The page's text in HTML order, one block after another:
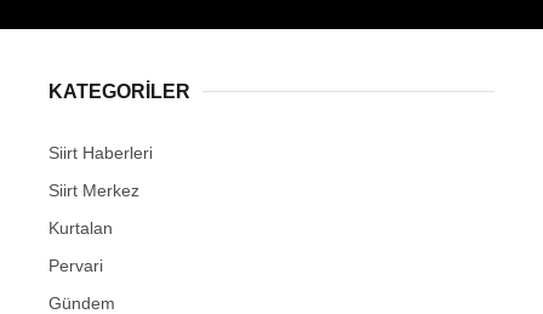
KATEGORİLER
Siirt Haberleri
Siirt Merkez
Kurtalan
Pervari
Gündem